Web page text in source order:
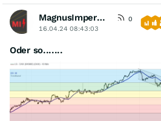
MagnusImperata
0
16.04.24 08:43:03
Oder so.......